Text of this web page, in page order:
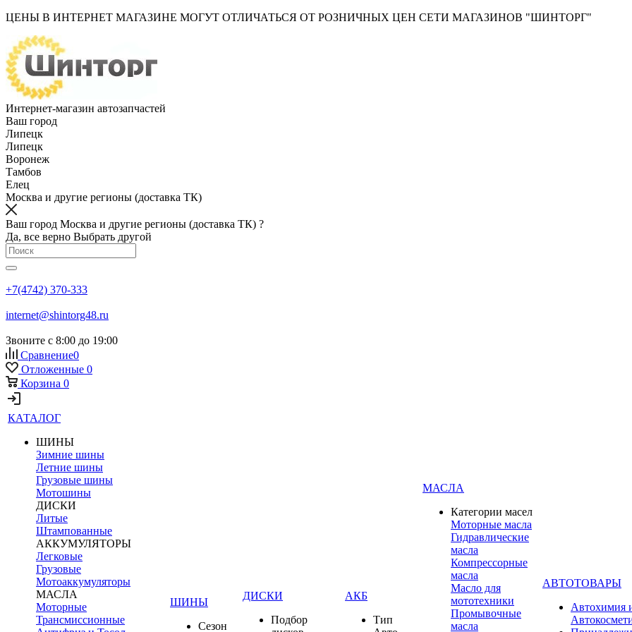
ЦЕНЫ В ИНТЕРНЕТ МАГАЗИНЕ МОГУТ ОТЛИЧАТЬСЯ ОТ РОЗНИЧНЫХ ЦЕН СЕТИ МАГАЗИНОВ "ШИНТОРГ"
Интернет-магазин автозапчастей
Ваш город
Липецк
Липецк
Воронеж
Тамбов
Елец
Москва и другие регионы (доставка ТК)
Ваш город Москва и другие регионы (доставка ТК) ?
Да, все верно Выбрать другой
+7(4742) 370-333
internet@shintorg48.ru
Звоните с 8:00 до 19:00
Сравнение0
Отложенные 0
Корзина 0
КАТАЛОГ
ШИНЫ
Зимние шины
Летние шины
Грузовые шины
Мотошины
ДИСКИ
Литые
Штампованные
АККУМУЛЯТОРЫ
Легковые
Грузовые
Мотоаккумуляторы
МАСЛА
Моторные
Трансмиссионные
ШИНЫ
Сезон
ДИСКИ
Подбор
АКБ
Тип
МАСЛА
Категории масел
Моторные масла
Гидравлические
масла
Компрессорные
масла
Масло для
мототехники
Промывочные
масла
АВТОТОВАРЫ
Автохимия